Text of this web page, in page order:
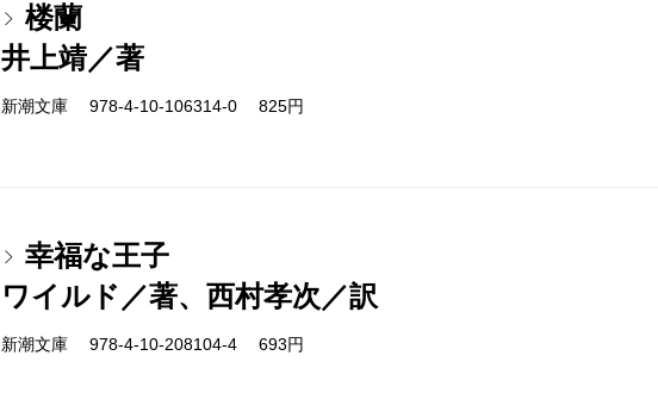
楼蘭
井上靖／著
新潮文庫 978-4-10-106314-0 825円
幸福な王子
ワイルド／著、西村孝次／訳
新潮文庫 978-4-10-208104-4 693円